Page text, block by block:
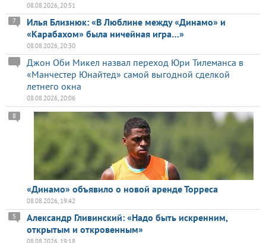
08.08.2026, 20:51
Илья Близнюк: «В Люблине между «Динамо» и
«Карабахом» была ничейная игра…»
7
08.08.2026, 20:30
Джон Оби Микел назвал переход Юри Тилеманса в
«Манчестер Юнайтед» самой выгодной сделкой
летнего окна
08.08.2026, 20:06
«Динамо» объявило о новой аренде Торреса
8
08.08.2026, 19:42
Александр Гливинский: «Надо быть искренним,
открытым и откровенным»
5
08.08.2026, 19:18